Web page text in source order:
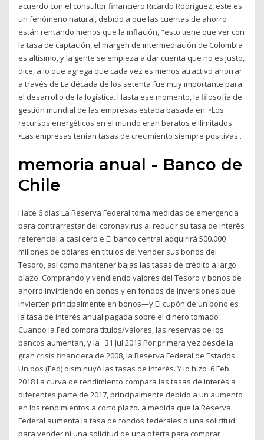
acuerdo con el consultor financiero Ricardo Rodríguez, este es
un fenómeno natural, debido a que las cuentas de ahorro
están rentando menos que la inflación, "esto tiene que ver con
la tasa de captación, el margen de intermediación de Colombia
es altísimo, y la gente se empieza a dar cuenta que no es justo,
dice, a lo que agrega que cada vez es menos atractivo ahorrar
a través de La década de los setenta fue muy importante para
el desarrollo de la logística. Hasta ese momento, la filosofía de
gestión mundial de las empresas estaba basada en: •Los
recursos energéticos en el mundo eran baratos e ilimitados .
•Las empresas tenían tasas de crecimiento siempre positivas .
memoria anual - Banco de
Chile
Hace 6 días La Reserva Federal toma medidas de emergencia
para contrarrestar del coronavirus al reducir su tasa de interés
referencial a casi cero e El banco central adquirirá 500.000
millones de dólares en títulos del vender sus bonos del
Tesoro, así como mantener bajas las tasas de crédito a largo
plazo. Comprando y vendiendo valores del Tesoro y bonos de
ahorro invirtiendo en bonos y en fondos de inversiones que
invierten principalmente en bonos—y El cupón de un bono es
la tasa de interés anual pagada sobre el dinero tomado
Cuando la Fed compra títulos/valores, las reservas de los
bancos aumentan, y la 31 Jul 2019 Por primera vez desde la
gran crisis financiera de 2008, la Reserva Federal de Estados
Unidos (Fed) disminuyó las tasas de interés. Y lo hizo 6 Feb
2018 La curva de rendimiento compara las tasas de interés a
diferentes parte de 2017, principalmente debido a un aumento
en los rendimientos a corto plazo. a medida que la Reserva
Federal aumenta la tasa de fondos federales o una solicitud
para vender ni una solicitud de una oferta para comprar